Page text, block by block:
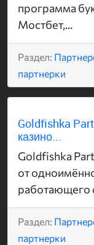
программа
Мостбет,...
Раздел:
партнерки
Goldfishka
казино...
Goldfishka
от
работающего
Раздел:
партнерки